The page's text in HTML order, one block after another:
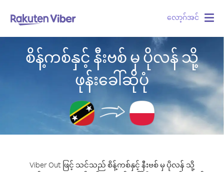
လော့ဂ်အင်
စိန့်ကစ်နှင့် နီးဗစ် မှ ပိုလန် သို့
ဖုန်းခေါ်ဆိုပုံ
Viber Out ဖြင့် သင်သည် စိန့်ကစ်နှင့် နီးဗစ် မှ ပိုလန် သို့